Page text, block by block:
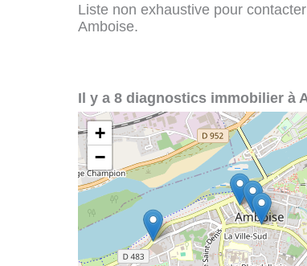
Liste non exhaustive pour
Amboise.
Il y a 8 diagnostics immobilier à
+
−